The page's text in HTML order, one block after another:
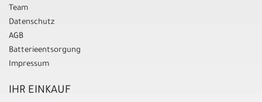
Team
Datenschutz
AGB
Batterieentsorgung
Impressum
IHR EINKAUF